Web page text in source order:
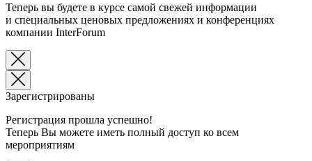
Теперь вы будете в курсе самой свежей информации
и специальных ценовых предложениях и конференциях
компании InterForum
Зарегистрированы
Регистрация прошла успешно!
Теперь Вы можете иметь полный доступ ко всем
мероприятиям